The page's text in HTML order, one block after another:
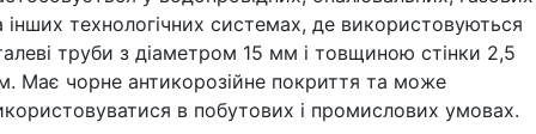
інших технологічних системах, де використовуються
труби з діаметром 15 мм і товщиною стінки 2,5
Має чорне антикорозійне покриття та може
в побутових і промислових умовах.